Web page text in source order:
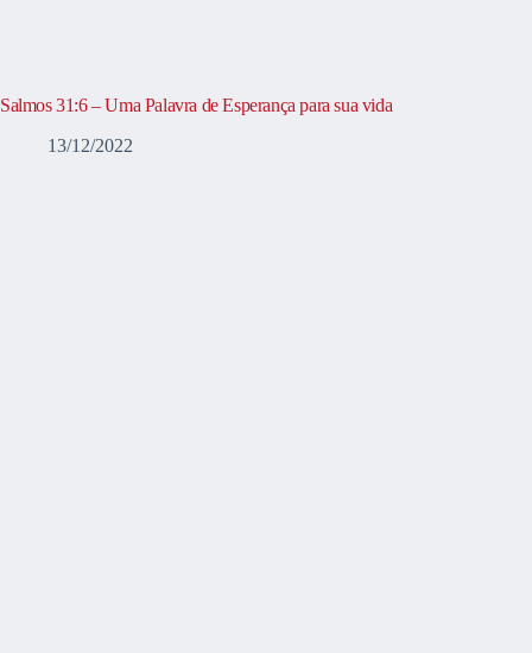
Salmos 31:6 – Uma Palavra de Esperança para sua vida
13/12/2022